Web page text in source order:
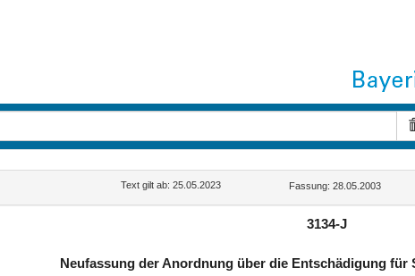
Text gilt ab: 25.05.2023 Fassung: 28.05.2003
3134-J
Neufassung der Anordnung über die Entschädigung für